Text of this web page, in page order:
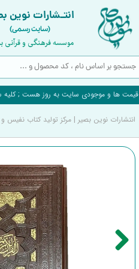
انتـشارات نوین
موسسه فرهنگی و قرآنی
(سایت رسمی)
قیمت ها و موجودی سایت به روز هست ; کلیه
انتشارات نوین بصیر | مرکز تولید کتاب نفیس و